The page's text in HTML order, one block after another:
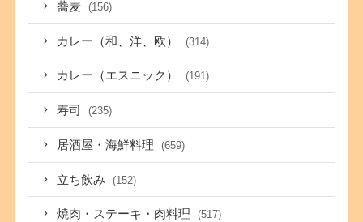
蕎麦 (156)
カレー（和、洋、欧） (314)
カレー（エスニック） (191)
寿司 (235)
居酒屋・海鮮料理 (659)
立ち飲み (152)
焼肉・ステーキ・肉料理 (517)